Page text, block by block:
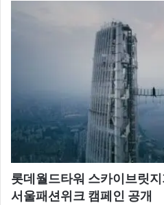
롯데월드타워 스카이브릿
서울패션위크 캠페인 공개